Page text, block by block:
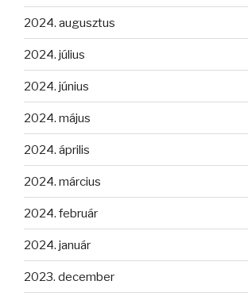
2024. augusztus
2024. július
2024. június
2024. május
2024. április
2024. március
2024. február
2024. január
2023. december